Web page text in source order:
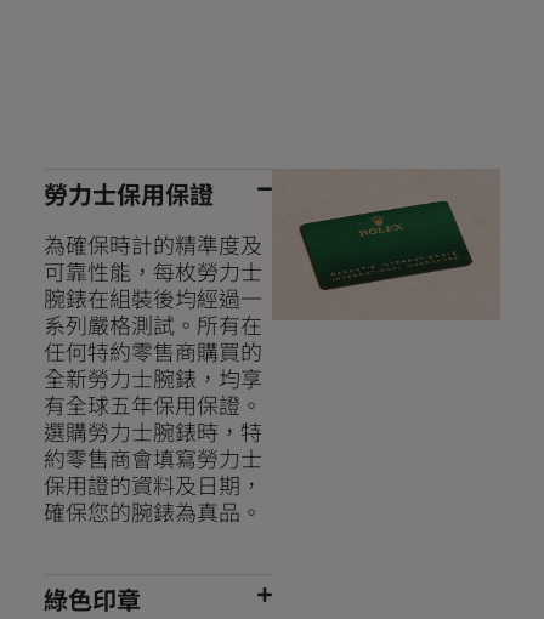
勞力士保用保證
為確保時計的精準度及
可靠性能，每枚勞力士
腕錶在組裝後均經過一
系列嚴格測試。所有在
任何特約零售商購買的
全新勞力士腕錶，均享
有全球五年保用保證。
選購勞力士腕錶時，特
約零售商會填寫勞力士
保用證的資料及日期，
確保您的腕錶為真品。
綠色印章